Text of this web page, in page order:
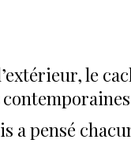
le
a pensé